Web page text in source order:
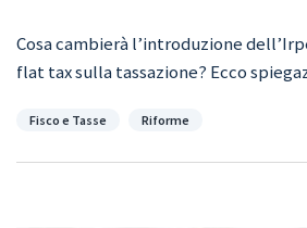
Cosa cambierà l’introduzione
flat tax sulla tassazione? Ecco
Categorie
Fisco e Tasse Riforme